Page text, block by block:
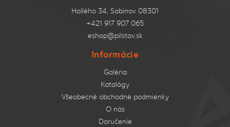
Hollého 34, Sabinov 08301
+421 917 907 065
eshop@pilstav.sk
Informácie
Galéria
Katalógy
Všeobecné obchodné podmienky
O nás
Doručenie